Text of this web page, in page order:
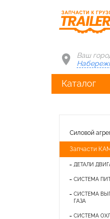
Ваш
Каталог
Силовой
Запчасти
ДЕТАЛИ
СИСТЕМА
СИСТЕМА
ГАЗА
СИСТЕМА